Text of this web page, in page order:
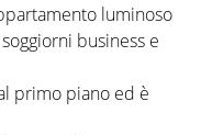
luminoso
business e
primo piano ed è